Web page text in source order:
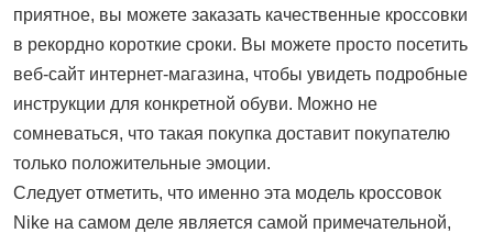
приятное, вы можете заказать качественные кроссовки
в рекордно короткие сроки. Вы можете просто посетить
веб-сайт интернет-магазина, чтобы увидеть подробные
инструкции для конкретной обуви. Можно не
сомневаться, что такая покупка доставит покупателю
только положительные эмоции.
Следует отметить, что именно эта модель кроссовок
Nike на самом деле является самой примечательной,